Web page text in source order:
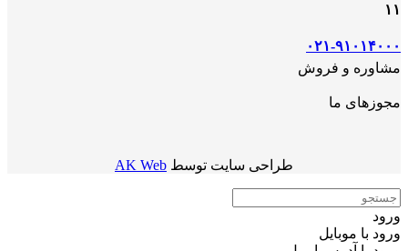
۱۱
۰۲۱-۹۱۰۱۴۰۰۰
مشاوره و فروش
مجوزهای ما
طراحی سایت توسط AK Web
ورود
ورود با موبایل